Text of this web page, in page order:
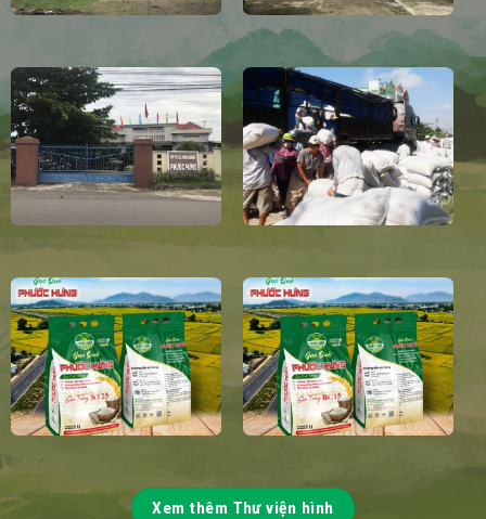
Xem thêm Thư viện hình